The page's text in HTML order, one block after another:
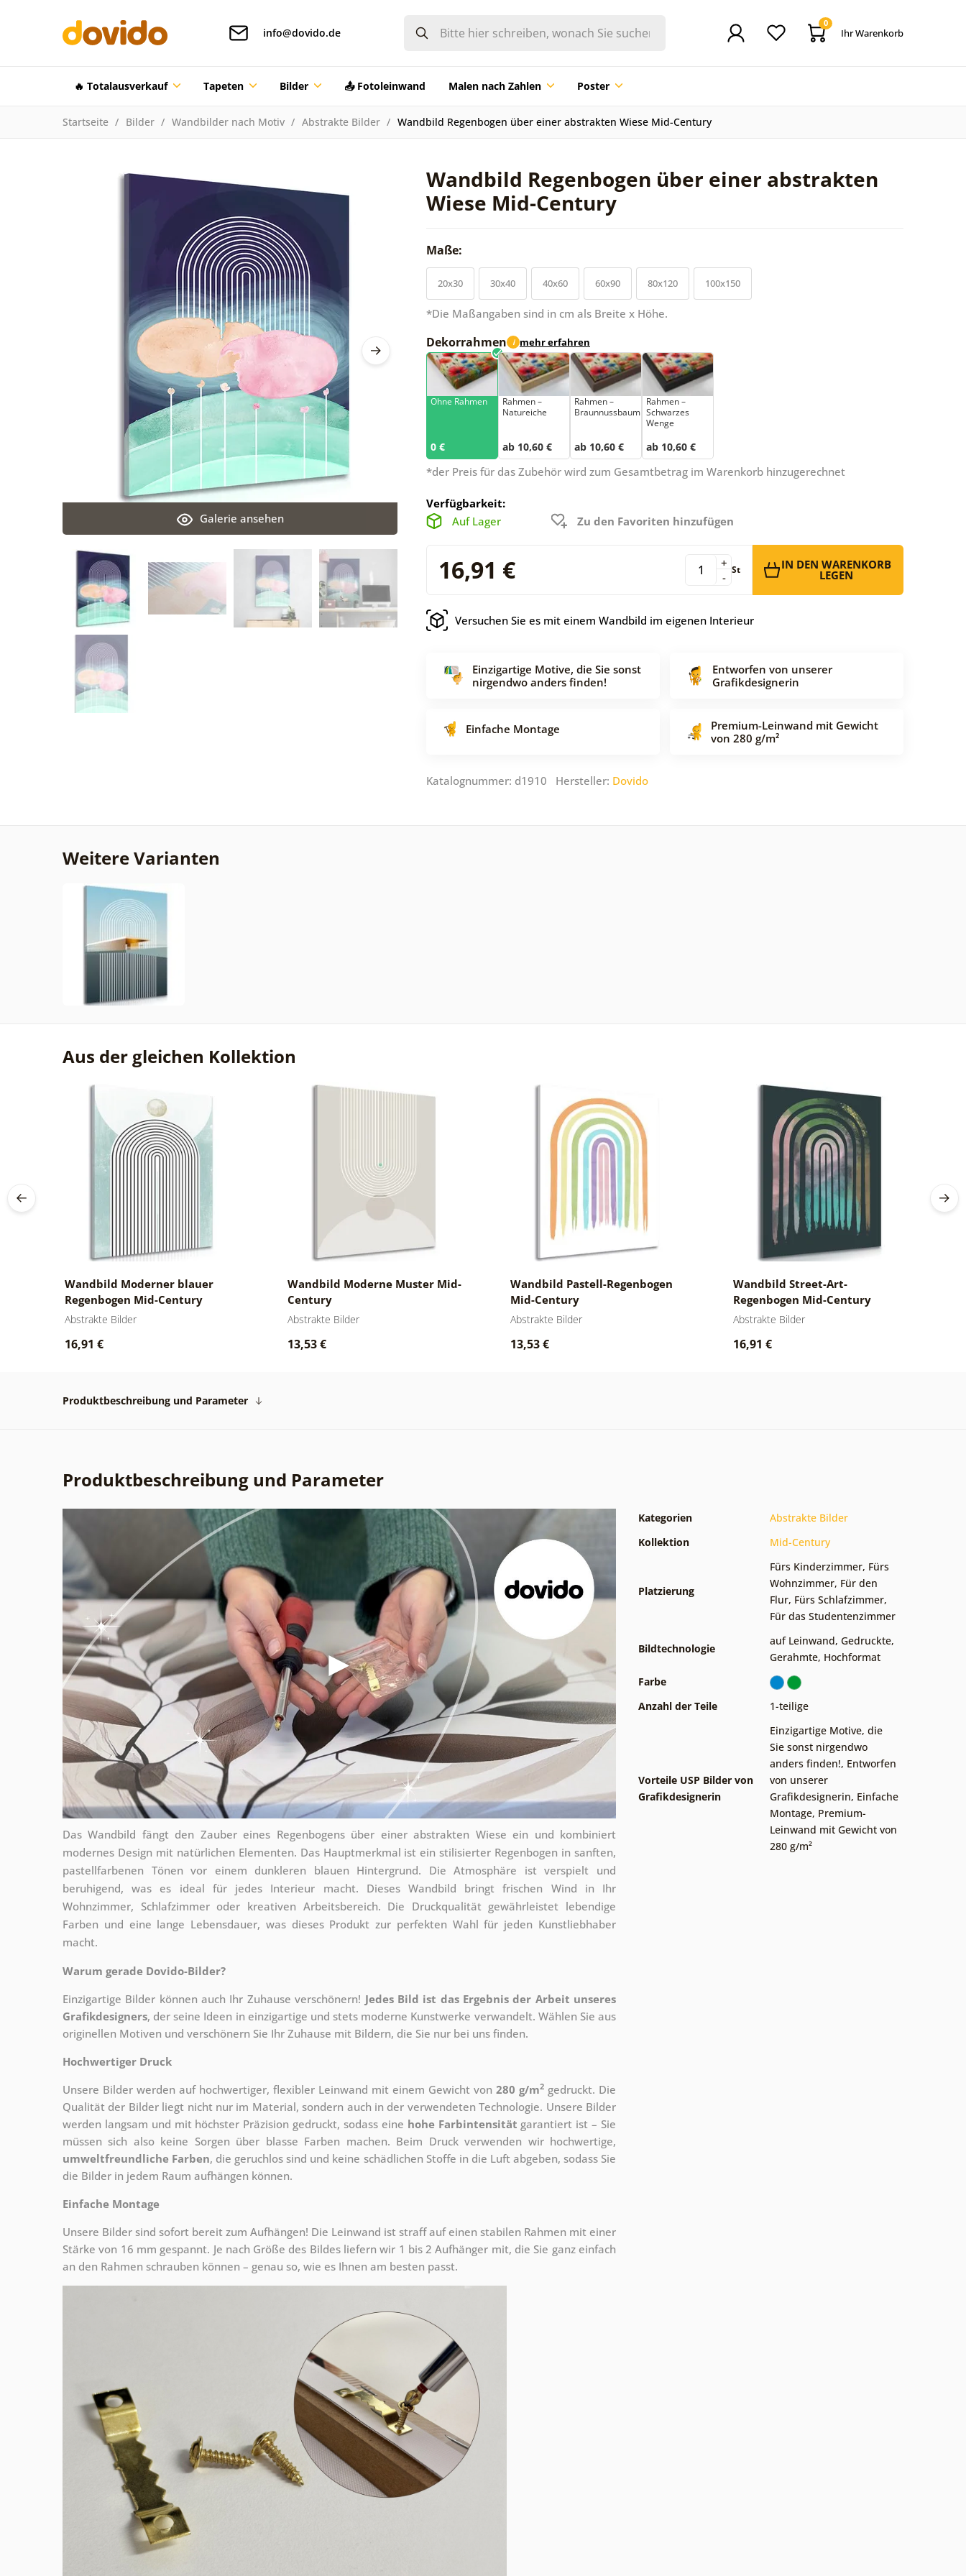
info@dovido.de
0
Ihr Warenkorb
🔥 Totalausverkauf Tapeten Bilder 📤 Fotoleinwand Malen nach Zahlen Poster
Startseite Bilder Wandbilder nach Motiv Abstrakte Bilder Wandbild Regenbogen über einer abstrakten Wiese Mid-Century
Wandbild Regenbogen über einer abstrakten
Wiese Mid-Century
Galerie ansehen
Maße:
20x30 30x40 40x60 60x90 80x120 100x150
*Die Maßangaben sind in cm als Breite x Höhe.
Dekorrahmen i mehr erfahren
Ohne Rahmen
0 €
Rahmen –
Natureiche
ab 10,60 €
Rahmen –
Braunnussbaum
ab 10,60 €
Rahmen –
Schwarzes
Wenge
ab 10,60 €
*der Preis für das Zubehör wird zum Gesamtbetrag im Warenkorb hinzugerechnet
Verfügbarkeit:
Auf Lager
Zu den Favoriten hinzufügen
16,91 € -
+ St IN DEN WARENKORB
LEGEN
Versuchen Sie es mit einem Wandbild im eigenen Interieur
Einzigartige Motive, die Sie sonst
nirgendwo anders finden!
Entworfen von unserer
Grafikdesignerin
Einfache Montage
Premium-Leinwand mit Gewicht
von 280 g/m²
Katalognummer: d1910 Hersteller: Dovido
Weitere Varianten
Aus der gleichen Kollektion
Wandbild Moderner blauer
Regenbogen Mid-Century
Abstrakte Bilder
16,91 €
Wandbild Moderne Muster Mid-
Century
Abstrakte Bilder
13,53 €
Wandbild Pastell-Regenbogen
Mid-Century
Abstrakte Bilder
13,53 €
Wandbild Street-Art-
Regenbogen Mid-Century
Abstrakte Bilder
16,91 €
Produktbeschreibung und Parameter
Produktbeschreibung und Parameter
Das Wandbild fängt den Zauber eines Regenbogens über einer abstrakten Wiese ein und kombiniert
modernes Design mit natürlichen Elementen. Das Hauptmerkmal ist ein stilisierter Regenbogen in sanften,
pastellfarbenen Tönen vor einem dunkleren blauen Hintergrund. Die Atmosphäre ist verspielt und
beruhigend, was es ideal für jedes Interieur macht. Dieses Wandbild bringt frischen Wind in Ihr
Wohnzimmer, Schlafzimmer oder kreativen Arbeitsbereich. Die Druckqualität gewährleistet lebendige
Farben und eine lange Lebensdauer, was dieses Produkt zur perfekten Wahl für jeden Kunstliebhaber
macht.
Warum gerade Dovido-Bilder?
Einzigartige Bilder können auch Ihr Zuhause verschönern! Jedes Bild ist das Ergebnis der Arbeit unseres
Grafikdesigners, der seine Ideen in einzigartige und stets moderne Kunstwerke verwandelt. Wählen Sie aus
originellen Motiven und verschönern Sie Ihr Zuhause mit Bildern, die Sie nur bei uns finden.
Hochwertiger Druck
Unsere Bilder werden auf hochwertiger, flexibler Leinwand mit einem Gewicht von 280 g/m2 gedruckt. Die
Qualität der Bilder liegt nicht nur im Material, sondern auch in der verwendeten Technologie. Unsere Bilder
werden langsam und mit höchster Präzision gedruckt, sodass eine hohe Farbintensität garantiert ist – Sie
müssen sich also keine Sorgen über blasse Farben machen. Beim Druck verwenden wir hochwertige,
umweltfreundliche Farben, die geruchlos sind und keine schädlichen Stoffe in die Luft abgeben, sodass Sie
die Bilder in jedem Raum aufhängen können.
Einfache Montage
Unsere Bilder sind sofort bereit zum Aufhängen! Die Leinwand ist straff auf einen stabilen Rahmen mit einer
Stärke von 16 mm gespannt. Je nach Größe des Bildes liefern wir 1 bis 2 Aufhänger mit, die Sie ganz einfach
an den Rahmen schrauben können – genau so, wie es Ihnen am besten passt.
Kategorien
Abstrakte Bilder
Kollektion
Mid-Century
Platzierung
Fürs Kinderzimmer, Fürs
Wohnzimmer, Für den
Flur, Fürs Schlafzimmer,
Für das Studentenzimmer
Bildtechnologie
auf Leinwand, Gedruckte,
Gerahmte, Hochformat
Farbe
Anzahl der Teile
1-teilige
Vorteile USP Bilder von
Grafikdesignerin
Einzigartige Motive, die
Sie sonst nirgendwo
anders finden!, Entworfen
von unserer
Grafikdesignerin, Einfache
Montage, Premium-
Leinwand mit Gewicht von
280 g/m²